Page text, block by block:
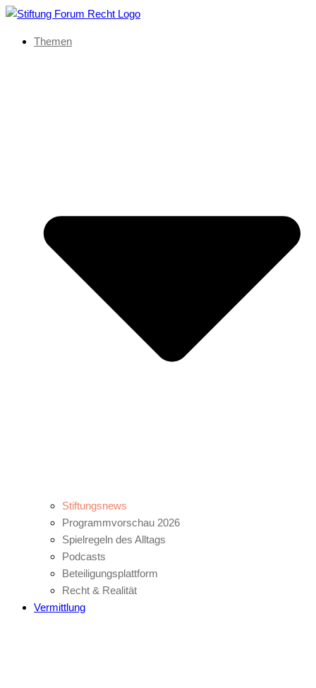
Themen
Stiftungsnews
Programmvorschau 2026
Spielregeln des Alltags
Podcasts
Beteiligungsplattform
Recht & Realität
Vermittlung